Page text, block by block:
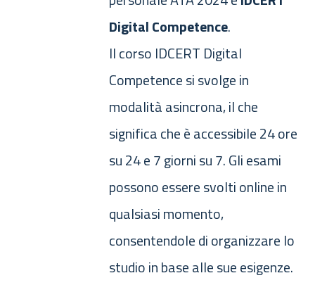
Digital Competence.
Il corso IDCERT Digital
Competence si svolge in
modalità asincrona, il che
significa che è accessibile 24 ore
su 24 e 7 giorni su 7. Gli esami
possono essere svolti online in
qualsiasi momento,
consentendole di organizzare lo
studio in base alle sue esigenze.